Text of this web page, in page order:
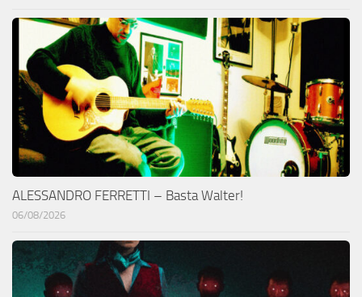
ALESSANDRO FERRETTI – Basta Walter!
06/08/2026